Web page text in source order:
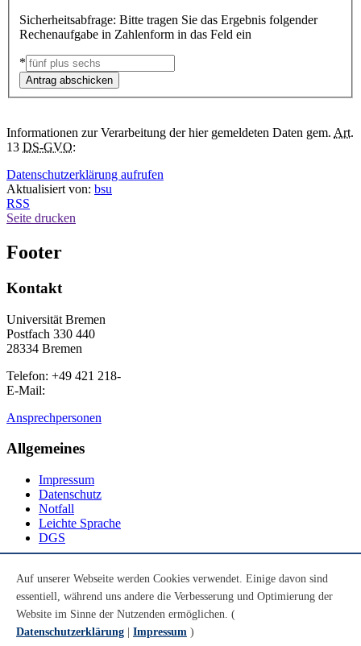
Sicherheitsabfrage: Bitte tragen Sie das Ergebnis folgender
Rechenaufgabe in Zahlenform in das Feld ein
*
Informationen zur Verarbeitung der hier gemeldeten Daten gem. Art.
13 DS-GVO:
Datenschutzerklärung aufrufen
Aktualisiert von: bsu
RSS
Seite drucken
Footer
Kontakt
Universität Bremen
Postfach 330 440
28334 Bremen
Telefon: +49 421 218-
E-Mail:
Ansprechpersonen
Allgemeines
Impressum
Datenschutz
Notfall
Leichte Sprache
DGS
Youtube
Instagram
LinkedIn
Auf unserer Webseite werden Cookies verwendet. Einige davon sind
essentiell, während uns andere die Verbesserung und Optimierung der
Website im Sinne der Nutzenden ermöglichen. (
Datenschutzerklärung
Impressum )